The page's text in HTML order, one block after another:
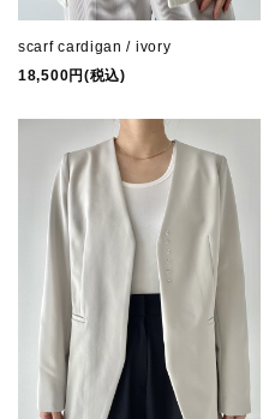
scarf cardigan / ivory
18,500円(税込)